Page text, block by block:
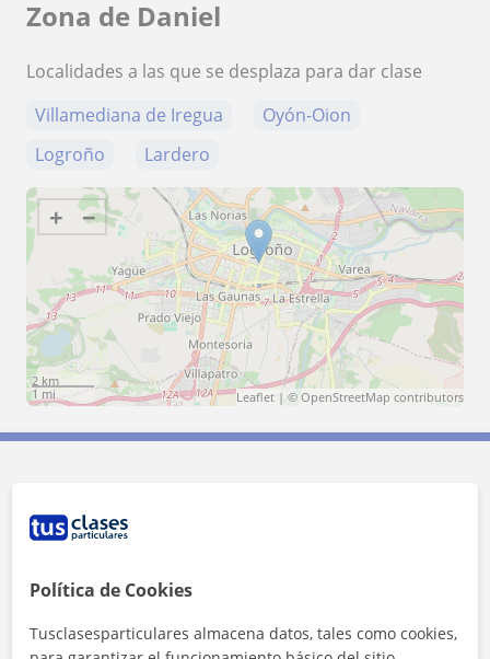
Zona de Daniel
Localidades a las que se desplaza para dar clase
Villamediana de Iregua
Oyón-Oion
Logroño
Lardero
+ −
2 km
1 mi
Leaflet | © OpenStreetMap contributors
Política de Cookies
Tusclasesparticulares almacena datos, tales como cookies,